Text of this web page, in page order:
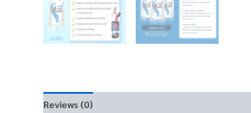
Reviews (0)